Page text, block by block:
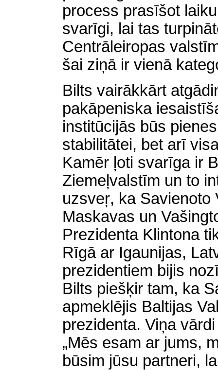
process prasīšot
svarīgi, lai tas
Centrāleiropas
šai ziņā ir vienā
Bilts vairākkārt
pakāpeniska
institūcijās būs
stabilitātei, bet arī
Kamēr ļoti svarīga ir
Ziemeļvalstīm un to
uzsveŗ, ka Savienoto
Maskavas un
Prezidenta Klintona
Rīgā ar Igaunijas,
prezidentiem bijis
Bilts piešķir tam, ka
apmeklējis Baltijas
prezidenta. Viņa
„Mēs esam ar jums,
būsim jūsu partneri,